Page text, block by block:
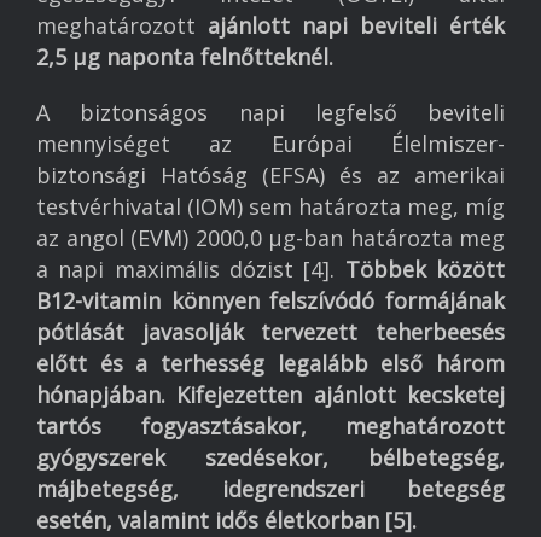
meghatározott ajánlott napi beviteli érték
2,5 µg naponta felnőtteknél.
A biztonságos napi legfelső beviteli
mennyiséget az Európai Élelmiszer-
biztonsági Hatóság (EFSA) és az amerikai
testvérhivatal (IOM) sem határozta meg, míg
az angol (EVM) 2000,0 µg-ban határozta meg
a napi maximális dózist [4]. Többek között
B12-vitamin könnyen felszívódó formájának
pótlását javasolják tervezett teherbeesés
előtt és a terhesség legalább első három
hónapjában. Kifejezetten ajánlott kecsketej
tartós fogyasztásakor, meghatározott
gyógyszerek szedésekor, bélbetegség,
májbetegség, idegrendszeri betegség
esetén, valamint idős életkorban [5].